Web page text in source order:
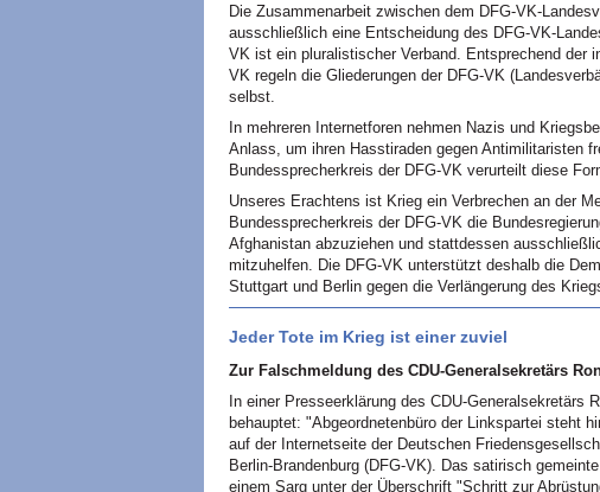
Die Zusammenarbeit zwischen dem DFG-VK-
ausschließlich eine Entscheidung des DFG-VK-
VK ist ein pluralistischer Verband. Entsprechend der
VK regeln die Gliederungen der DFG-VK
selbst.
In mehreren Internetforen nehmen Nazis und
Anlass, um ihren Hasstiraden gegen Antimilitaristen
Bundessprecherkreis der DFG-VK verurteilt diese
Unseres Erachtens ist Krieg ein Verbrechen an der
Bundessprecherkreis der DFG-VK die
Afghanistan abzuziehen und stattdessen
mitzuhelfen. Die DFG-VK unterstützt deshalb die
Stuttgart und Berlin gegen die Verlängerung des
Jeder Tote im Krieg ist einer zuviel
Zur Falschmeldung des CDU-Generalsekretärs
In einer Presseerklärung des CDU-Generalsekretärs
behauptet: "Abgeordnetenbüro der Linkspartei steht
auf der Internetseite der Deutschen
Berlin-Brandenburg (DFG-VK). Das satirisch
einem Sarg unter der Überschrift "Schritt zur